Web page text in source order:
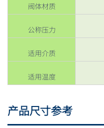
阀体材质
公称压力
适用介质
适用温度
产品尺寸参考